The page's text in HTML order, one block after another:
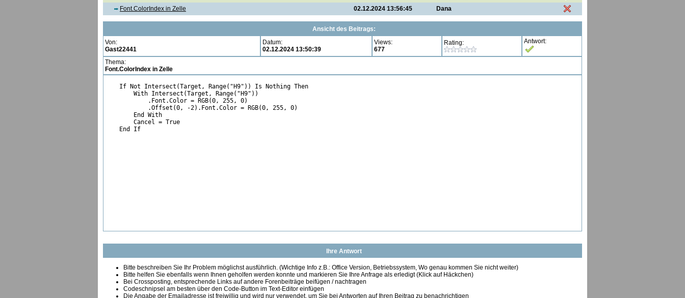
Font.ColorIndex in Zelle
02.12.2024 13:56:45 Dana
Ansicht des Beitrags:
Von:
Gast22441
Datum:
02.12.2024 13:50:39
Views:
677
Rating: Antwort:
Thema:
Font.ColorIndex in Zelle
    If Not Intersect(Target, Range("H9")) Is Nothing Then
        With Intersect(Target, Range("H9"))
            .Font.Color = RGB(0, 255, 0)
            .Offset(0, -2).Font.Color = RGB(0, 255, 0)
        End With
        Cancel = True
    End If
Ihre Antwort
Bitte beschreiben Sie Ihr Problem möglichst ausführlich. (Wichtige Info z.B.: Office Version, Betriebssystem, Wo genau kommen Sie nicht weiter)
Bitte helfen Sie ebenfalls wenn Ihnen geholfen werden konnte und markieren Sie Ihre Anfrage als erledigt (Klick auf Häckchen)
Bei Crossposting, entsprechende Links auf andere Forenbeiträge beifügen / nachtragen
Codeschnipsel am besten über den Code-Button im Text-Editor einfügen
Die Angabe der Emailadresse ist freiwillig und wird nur verwendet, um Sie bei Antworten auf Ihren Beitrag zu benachrichtigen